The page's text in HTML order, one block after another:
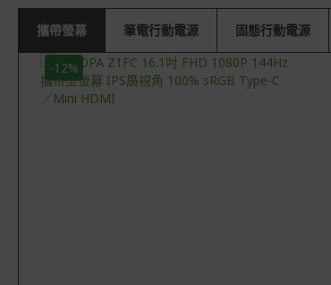
攜帶螢幕 筆電行動電源 固態行動電源
-12%